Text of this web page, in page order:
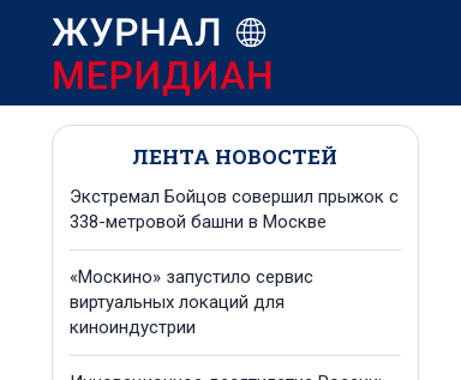
ЛЕНТА НОВОСТЕЙ
Экстремал Бойцов совершил прыжок с
338-метровой башни в Москве
«Москино» запустило сервис
виртуальных локаций для
киноиндустрии